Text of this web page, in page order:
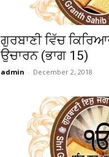
ਗੁਰਬਾਣੀ ਵਿੱਚ
ਉਚਾਰਨ (ਭਾਗ 15)
admin - December 2, 2018